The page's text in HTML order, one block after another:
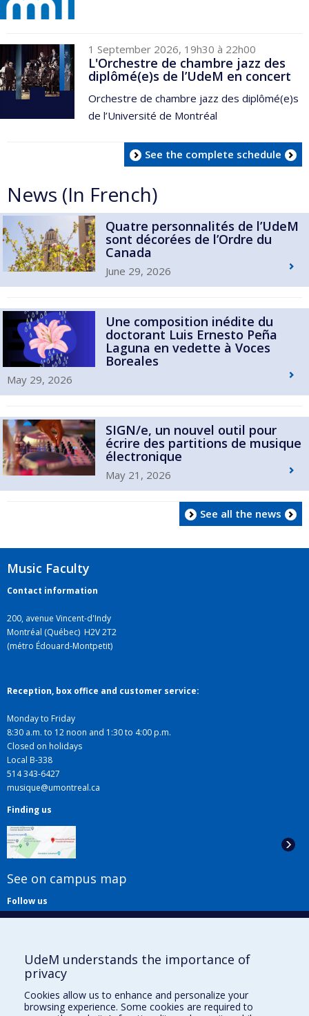
1 September 2026, 19h30 à 22h00
L'Orchestre de chambre jazz des
diplômé(e)s de l’UdeM en concert
Orchestre de chambre jazz des diplômé(e)s
de l’Université de Montréal
See the complete schedule
News (In French)
Quatre personnalités de l’UdeM
sont décorées de l’Ordre du
Canada
June 29, 2026
Une composition inédite du
doctorant Luis Ernesto Peña
Laguna en vedette à Voces
Boreales
May 29, 2026
SIGN/e, un nouvel outil pour
écrire des partitions de musique
électronique
May 21, 2026
See all the news
Music Faculty
Contact information
200, avenue Vincent-d'Indy
Montréal (Québec) H2V 2T2
(métro Édouard-Montpetit)
Reception, box office and customer service:
Monday to Friday
8:30 a.m. to 12 noon and 1:30 to 4:00 p.m.
Closed on holidays
Local B-338
514 343-6427
musique@umontreal.ca
Finding us
See on campus map
Follow us
Useful links
UdeM understands the importance of
privacy
Cookies allow us to enhance and personalize your
browsing experience. Some cookies are required to